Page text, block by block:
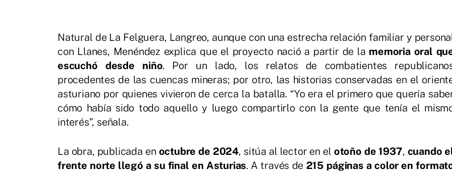
Natural de La Felguera, Langreo, aunque con una estrecha relación familiar y
con Llanes, Menéndez explica que el proyecto nació a partir de la memoria oral
escuchó desde niño. Por un lado, los relatos de combatientes
procedentes de las cuencas mineras; por otro, las historias conservadas en el
asturiano por quienes vivieron de cerca la batalla. “Yo era el primero que quería
cómo había sido todo aquello y luego compartirlo con la gente que tenía el
interés”, señala.
La obra, publicada en octubre de 2024, sitúa al lector en el otoño de 1937, cuando
frente norte llegó a su final en Asturias. A través de 215 páginas a color en